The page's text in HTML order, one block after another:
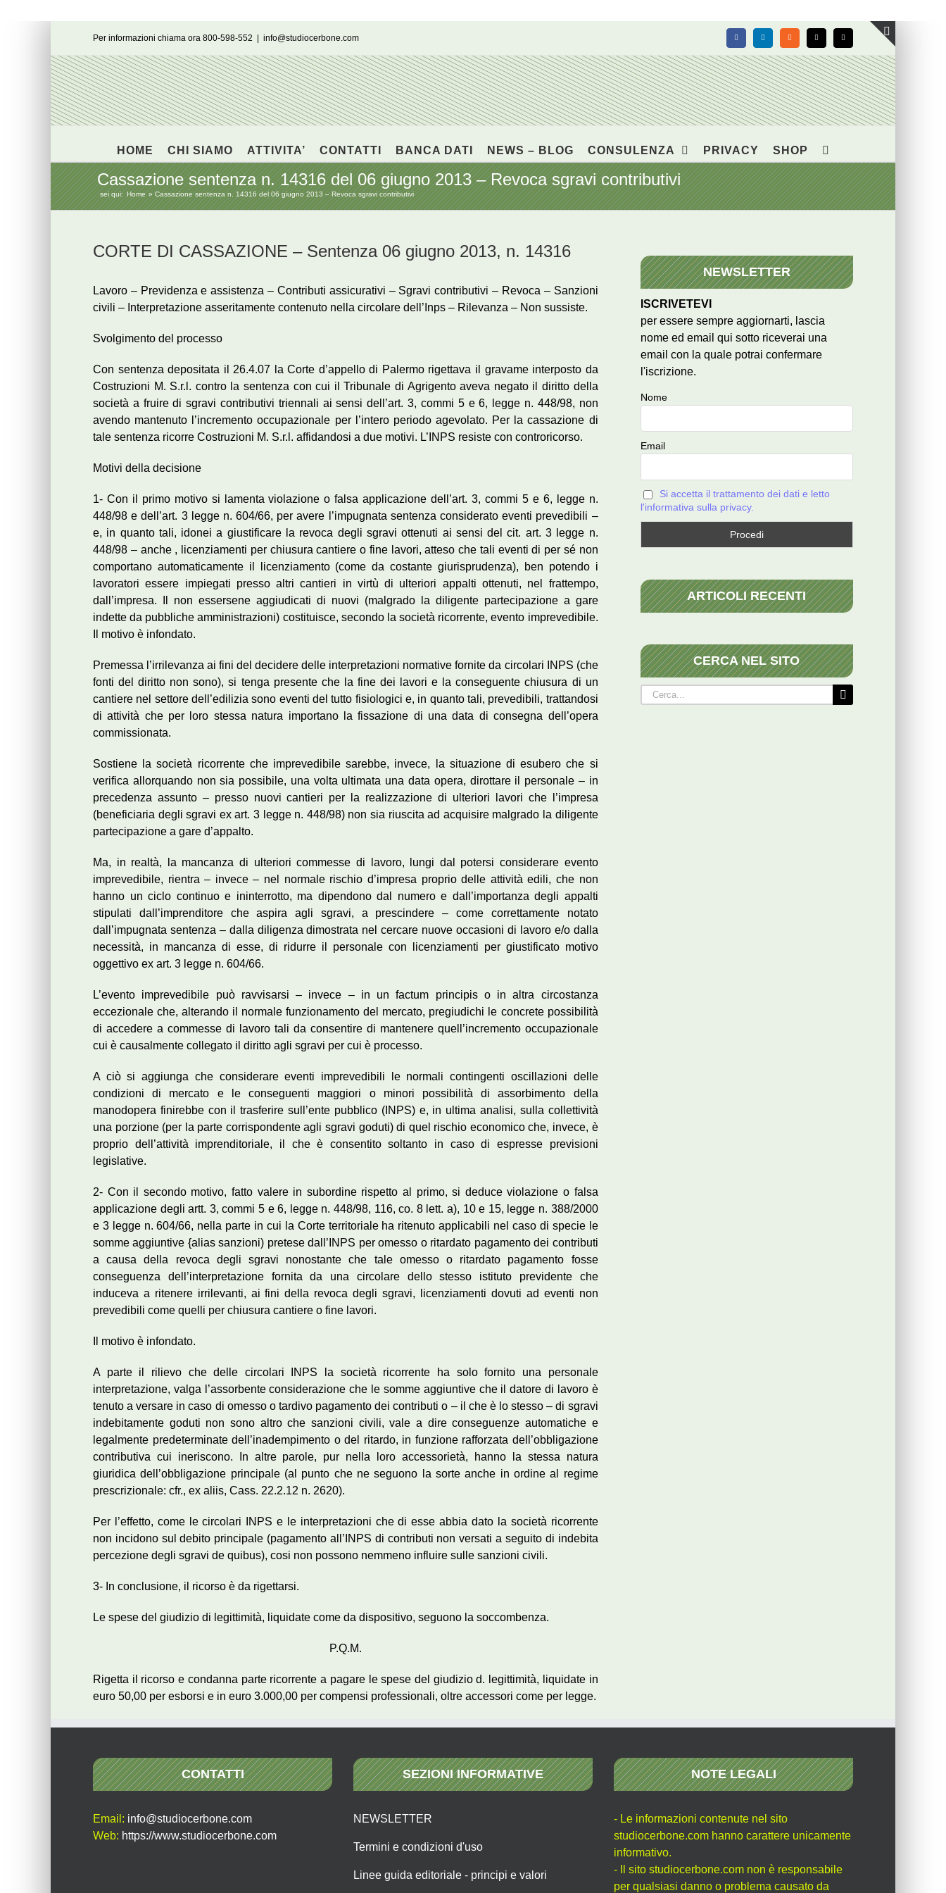
Per informazioni chiama ora 800-598-552 info@studiocerbone.com FacebookLinkedIn Rss X Email
HOME CHI SIAMO ATTIVITA’ CONTATTI BANCA DATI NEWS – BLOG CONSULENZA PRIVACY SHOP
Cassazione sentenza n. 14316 del 06 giugno 2013 – Revoca sgravi contributivi
sei qui: Home Cassazione sentenza n. 14316 del 06 giugno 2013 – Revoca sgravi contributivi
CORTE DI CASSAZIONE – Sentenza 06 giugno 2013, n. 14316
Lavoro – Previdenza e assistenza – Contributi assicurativi – Sgravi contributivi – Revoca – Sanzioni
civili – Interpretazione asseritamente contenuto nella circolare dell’Inps – Rilevanza – Non sussiste.
Svolgimento del processo
Con sentenza depositata il 26.4.07 la Corte d’appello di Palermo rigettava il gravame interposto da
Costruzioni M. S.r.l. contro la sentenza con cui il Tribunale di Agrigento aveva negato il diritto della
società a fruire di sgravi contributivi triennali ai sensi dell’art. 3, commi 5 e 6, legge n. 448/98, non
avendo mantenuto l’incremento occupazionale per l’intero periodo agevolato. Per la cassazione di
tale sentenza ricorre Costruzioni M. S.r.l. affidandosi a due motivi. L’INPS resiste con controricorso.
Motivi della decisione
1- Con il primo motivo si lamenta violazione o falsa applicazione dell’art. 3, commi 5 e 6, legge n.
448/98 e dell’art. 3 legge n. 604/66, per avere l’impugnata sentenza considerato eventi prevedibili –
e, in quanto tali, idonei a giustificare la revoca degli sgravi ottenuti ai sensi del cit. art. 3 legge n.
448/98 – anche , licenziamenti per chiusura cantiere o fine lavori, atteso che tali eventi di per sé non
comportano automaticamente il licenziamento (come da costante giurisprudenza), ben potendo i
lavoratori essere impiegati presso altri cantieri in virtù di ulteriori appalti ottenuti, nel frattempo,
dall’impresa. Il non essersene aggiudicati di nuovi (malgrado la diligente partecipazione a gare
indette da pubbliche amministrazioni) costituisce, secondo la società ricorrente, evento imprevedibile.
Il motivo è infondato.
Premessa l’irrilevanza ai fini del decidere delle interpretazioni normative fornite da circolari INPS (che
fonti del diritto non sono), si tenga presente che la fine dei lavori e la conseguente chiusura di un
cantiere nel settore dell’edilizia sono eventi del tutto fisiologici e, in quanto tali, prevedibili, trattandosi
di attività che per loro stessa natura importano la fissazione di una data di consegna dell’opera
commissionata.
Sostiene la società ricorrente che imprevedibile sarebbe, invece, la situazione di esubero che si
verifica allorquando non sia possibile, una volta ultimata una data opera, dirottare il personale – in
precedenza assunto – presso nuovi cantieri per la realizzazione di ulteriori lavori che l’impresa
(beneficiaria degli sgravi ex art. 3 legge n. 448/98) non sia riuscita ad acquisire malgrado la diligente
partecipazione a gare d’appalto.
Ma, in realtà, la mancanza di ulteriori commesse di lavoro, lungi dal potersi considerare evento
imprevedibile, rientra – invece – nel normale rischio d’impresa proprio delle attività edili, che non
hanno un ciclo continuo e ininterrotto, ma dipendono dal numero e dall’importanza degli appalti
stipulati dall’imprenditore che aspira agli sgravi, a prescindere – come correttamente notato
dall’impugnata sentenza – dalla diligenza dimostrata nel cercare nuove occasioni di lavoro e/o dalla
necessità, in mancanza di esse, di ridurre il personale con licenziamenti per giustificato motivo
oggettivo ex art. 3 legge n. 604/66.
L’evento imprevedibile può ravvisarsi – invece – in un factum principis o in altra circostanza
eccezionale che, alterando il normale funzionamento del mercato, pregiudichi le concrete possibilità
di accedere a commesse di lavoro tali da consentire di mantenere quell’incremento occupazionale
cui è causalmente collegato il diritto agli sgravi per cui è processo.
A ciò si aggiunga che considerare eventi imprevedibili le normali contingenti oscillazioni delle
condizioni di mercato e le conseguenti maggiori o minori possibilità di assorbimento della
manodopera finirebbe con il trasferire sull’ente pubblico (INPS) e, in ultima analisi, sulla collettività
una porzione (per la parte corrispondente agli sgravi goduti) di quel rischio economico che, invece, è
proprio dell’attività imprenditoriale, il che è consentito soltanto in caso di espresse previsioni
legislative.
2- Con il secondo motivo, fatto valere in subordine rispetto al primo, si deduce violazione o falsa
applicazione degli artt. 3, commi 5 e 6, legge n. 448/98, 116, co. 8 lett. a), 10 e 15, legge n. 388/2000
e 3 legge n. 604/66, nella parte in cui la Corte territoriale ha ritenuto applicabili nel caso di specie le
somme aggiuntive {alias sanzioni) pretese dall’INPS per omesso o ritardato pagamento dei contributi
a causa della revoca degli sgravi nonostante che tale omesso o ritardato pagamento fosse
conseguenza dell’interpretazione fornita da una circolare dello stesso istituto previdente che
induceva a ritenere irrilevanti, ai fini della revoca degli sgravi, licenziamenti dovuti ad eventi non
prevedibili come quelli per chiusura cantiere o fine lavori.
Il motivo è infondato.
A parte il rilievo che delle circolari INPS la società ricorrente ha solo fornito una personale
interpretazione, valga l’assorbente considerazione che le somme aggiuntive che il datore di lavoro è
tenuto a versare in caso di omesso o tardivo pagamento dei contributi o – il che è lo stesso – di sgravi
indebitamente goduti non sono altro che sanzioni civili, vale a dire conseguenze automatiche e
legalmente predeterminate dell’inadempimento o del ritardo, in funzione rafforzata dell’obbligazione
contributiva cui ineriscono. In altre parole, pur nella loro accessorietà, hanno la stessa natura
giuridica dell’obbligazione principale (al punto che ne seguono la sorte anche in ordine al regime
prescrizionale: cfr., ex aliis, Cass. 22.2.12 n. 2620).
Per l’effetto, come le circolari INPS e le interpretazioni che di esse abbia dato la società ricorrente
non incidono sul debito principale (pagamento all’INPS di contributi non versati a seguito di indebita
percezione degli sgravi de quibus), cosi non possono nemmeno influire sulle sanzioni civili.
3- In conclusione, il ricorso è da rigettarsi.
Le spese del giudizio di legittimità, liquidate come da dispositivo, seguono la soccombenza.
P.Q.M.
Rigetta il ricorso e condanna parte ricorrente a pagare le spese del giudizio d. legittimità, liquidate in
euro 50,00 per esborsi e in euro 3.000,00 per compensi professionali, oltre accessori come per legge.
NEWSLETTER
ISCRIVETEVI
per essere sempre aggiornarti, lascia
nome ed email qui sotto riceverai una
email con la quale potrai confermare
l'iscrizione.
Nome
Email
Si accetta il trattamento dei dati e letto
l'informativa sulla privacy.
ARTICOLI RECENTI
CERCA NEL SITO
Cerca
per:
CONTATTI
Email: info@studiocerbone.com
Web: https://www.studiocerbone.com
SEZIONI INFORMATIVE
NEWSLETTER
Termini e condizioni d'uso
Linee guida editoriale - principi e valori
NOTE LEGALI
- Le informazioni contenute nel sito
studiocerbone.com hanno carattere unicamente
informativo.
- Il sito studiocerbone.com non è responsabile
per qualsiasi danno o problema causato da
Toggle
area
barra
scorrevole